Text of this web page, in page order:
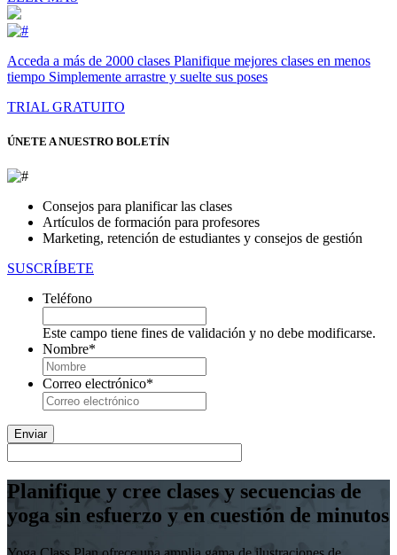
Acceda a más de 2000 clases Planifique mejores clases en menos
tiempo Simplemente arrastre y suelte sus poses
TRIAL GRATUITO
ÚNETE A NUESTRO BOLETÍN
Consejos para planificar las clases
Artículos de formación para profesores
Marketing, retención de estudiantes y consejos de gestión
SUSCRÍBETE
Teléfono
Este campo tiene fines de validación y no debe modificarse.
Nombre*
primer
lugar
Correo electrónico*
Planifique y cree clases y secuencias de
yoga sin esfuerzo y en cuestión de minutos